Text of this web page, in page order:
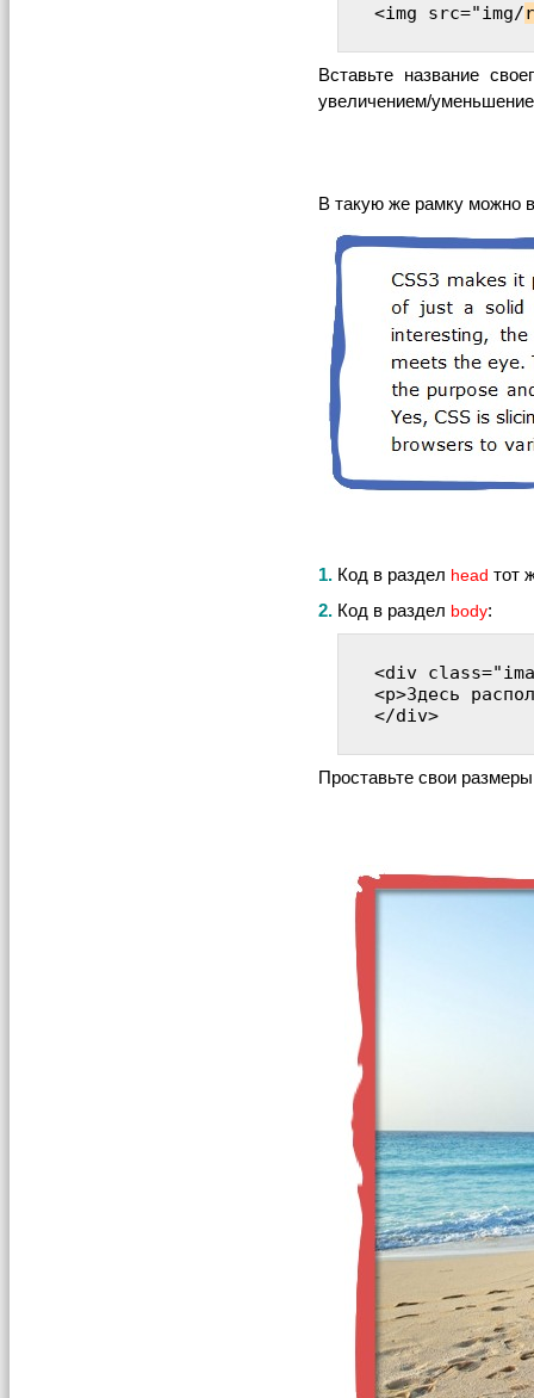
<img src="img/
Вставьте название
увеличением/
В такую же рамку можно
1. Код в раздел head тот
2. Код в раздел body:
<div
<p>Здесь
</div>
Проставьте свои